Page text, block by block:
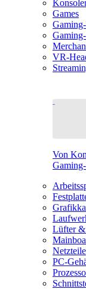
Games
VR-
Von
Lüfter
Netzteile
PC-